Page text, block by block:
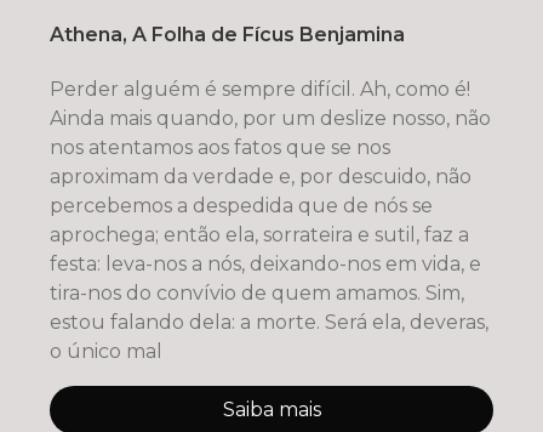
Athena, A Folha de Fícus Benjamina
Perder alguém é sempre difícil. Ah, como é!
Ainda mais quando, por um deslize nosso, não
nos atentamos aos fatos que se nos
aproximam da verdade e, por descuido, não
percebemos a despedida que de nós se
aprochega; então ela, sorrateira e sutil, faz a
festa: leva-nos a nós, deixando-nos em vida, e
tira-nos do convívio de quem amamos. Sim,
estou falando dela: a morte. Será ela, deveras,
o único mal
Saiba mais